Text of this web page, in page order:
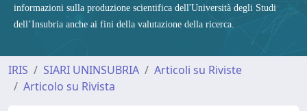
informazioni sulla produzione scientifica dell'Università degli Studi
dell’Insubria anche ai fini della valutazione della ricerca.
IRIS SIARI UNINSUBRIA
Articoli su Riviste
Articolo su Rivista